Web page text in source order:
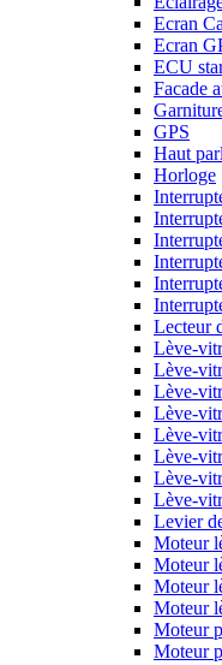
Ecran
Ecran
ECU
Facade
GPS
Haut
Horloge
Lecteur
Lève-
Lève-
Lève-
Lève-
Lève-
Lève-
Lève-
Lève-
Levier
Moteur
Moteur
Moteur
Moteur
Moteur
Moteur